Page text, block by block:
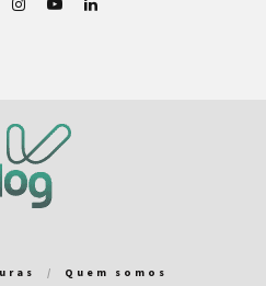
Quem somos